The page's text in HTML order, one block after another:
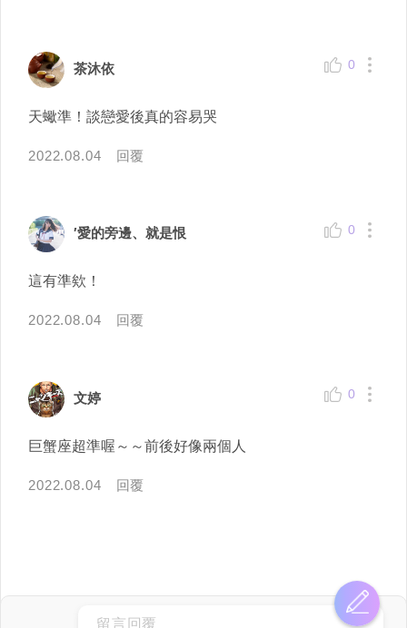
茶沐依 0
天蠍準！談戀愛後真的容易哭
2022.08.04 回覆
′愛的旁邊、就是恨ゞ 0
這有準欸！
2022.08.04 回覆
文婷 0
巨蟹座超準喔～～前後好像兩個人
2022.08.04 回覆